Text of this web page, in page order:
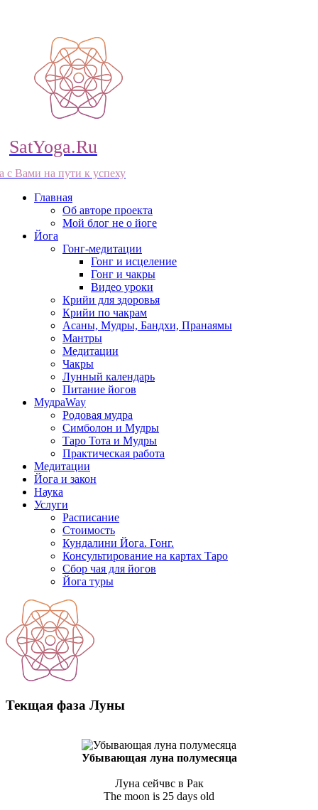
SatYoga.Ru
с Вами на пути к успеху
Главная
Об авторе проекта
Мой блог не о йоге
Йога
Гонг-медитации
Гонг и исцеление
Гонг и чакры
Видео уроки
Крийи для здоровья
Крийи по чакрам
Асаны, Мудры, Бандхи, Пранаямы
Мантры
Медитации
Чакры
Лунный календарь
Питание йогов
МудраWay
Родовая мудра
Симболон и Мудры
Таро Тота и Мудры
Практическая работа
Медитации
Йога и закон
Наука
Услуги
Расписание
Стоимость
Кундалини Йога. Гонг.
Консультирование на картах Таро
Сбор чая для йогов
Йога туры
Текщая фаза Луны
Убывающая луна полумесяца
Луна сейчвс в Рак
The moon is 25 days old